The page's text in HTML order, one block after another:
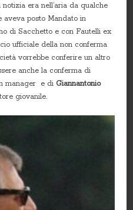
era nell’aria da qualche
aveva posto Mandato in
di Sacchetto e con Fautelli ex
ufficiale della non conferma
vorrebbe conferire un altro
anche la conferma di
manager e di Giannantonio
giovanile.